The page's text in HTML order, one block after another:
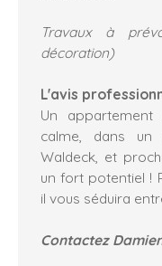
Travaux à
décoration)
L'avis
Un appartement
calme, dans un
Waldeck, et
un fort potentiel !
il vous séduira
Contactez